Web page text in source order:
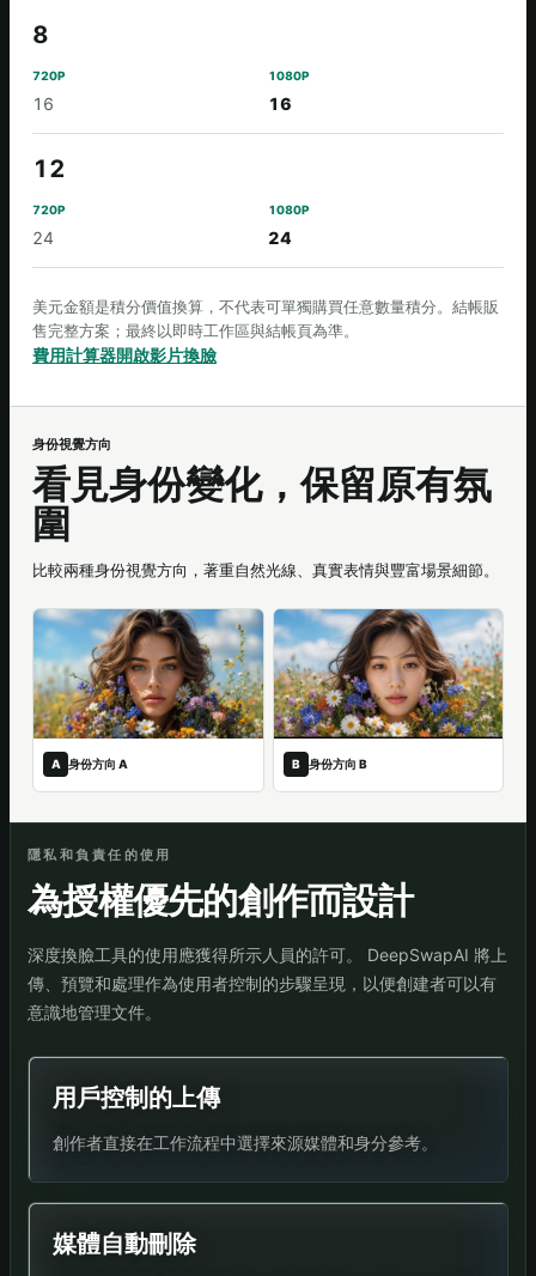
8
16 16
12
24 24
美元金額是積分價值換算，不代表可單獨購買任意數量積分。結帳販
售完整方案；最終以即時工作區與結帳頁為準。
費用計算器開啟影片換臉
身份視覺方向
看見身份變化，保留原有氛
圍
比較兩種身份視覺方向，著重自然光線、真實表情與豐富場景細節。
A 身份方向 A B 身份方向 B
隱私和負責任的使用
為授權優先的創作而設計
深度換臉工具的使用應獲得所示人員的許可。 DeepSwapAI 將上
傳、預覽和處理作為使用者控制的步驟呈現，以便創建者可以有
意識地管理文件。
用戶控制的上傳
創作者直接在工作流程中選擇來源媒體和身分參考。
媒體自動刪除